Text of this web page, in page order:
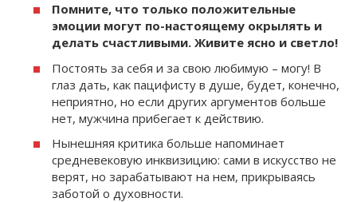
Помните, что только положительные
эмоции могут по-настоящему окрылять и
делать счастливыми. Живите ясно и светло!
Постоять за себя и за свою любимую – могу! В
глаз дать, как пацифисту в душе, будет, конечно,
неприятно, но если других аргументов больше
нет, мужчина прибегает к действию.
Нынешняя критика больше напоминает
средневековую инквизицию: сами в искусство не
верят, но зарабатывают на нем, прикрываясь
заботой о духовности.